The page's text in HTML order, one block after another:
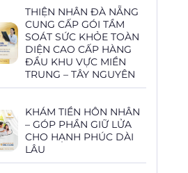
THIỆN NHÂN ĐÀ NẴNG
CUNG CẤP GÓI TẦM
SOÁT SỨC KHỎE TOÀN
DIỆN CAO CẤP HÀNG
ĐẦU KHU VỰC MIỀN
TRUNG – TÂY NGUYÊN
KHÁM TIỀN HÔN NHÂN
– GÓP PHẦN GIỮ LỬA
CHO HẠNH PHÚC DÀI
LÂU